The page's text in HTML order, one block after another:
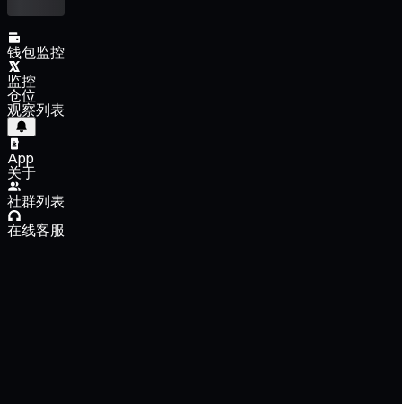
钱包监控
监控
仓位
观察列表
App
关于
社群列表
在线客服